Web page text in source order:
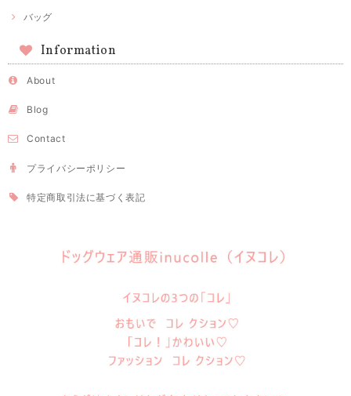
バッグ
Information
About
Blog
Contact
プライバシーポリシー
特定商取引法に基づく表記